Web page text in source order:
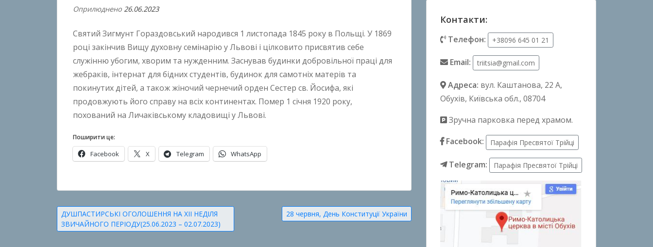
Оприлюднено 26.06.2023В
д
A
n
n
B
o
o
Святий Зигмунт Гораздовський народився 1 листопада 1845 року в Польщі. У 1869
році закінчив Вищу духовну семінарію у Львові і цілковито присвятив себе
служінню убогим, хворим та нужденним. Заснував будинки добровільної праці для
жебраків, інтернат для бідних студентів, будинок для самотніх матерів та
покинутих дітей, а також жіночий чернечий орден Сестер св. Йосифа, які
продовжують його справу на всіх континентах. Помер 1 січня 1920 року,
похований на Личаківському кладовищі у Львові.
Поширити це:
Facebook X Telegram WhatsApp
п
у
б
л
Навігація
записів
ДУШПАСТИРСЬКІ ОГОЛОШЕННЯ НА ХІI НЕДІЛЯ
ЗВИЧАЙНОГО ПЕРІОДУ(25.06.2023 – 02.07.2023)
28 червня, День Конституції України
Контакти:
Телефон: +38096 645 01 21
Email: triitsia@gmail.com
Адреса: вул. Каштанова, 22 А,
Обухів, Київська обл., 08704
Зручна парковка перед храмом.
Facebook:
Парафія Пресвятої Трійці
Telegram: Парафія Пресвятої Трійці